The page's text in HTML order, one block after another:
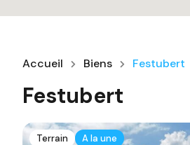
Accueil Biens Festubert
Festubert
Terrain A la une